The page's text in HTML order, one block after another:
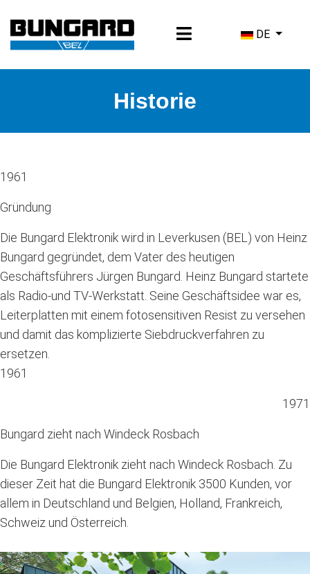
Sprache
DE
Historie
1961
Gründung
Die Bungard Elektronik wird in Leverkusen (BEL) von Heinz
Bungard gegründet, dem Vater des heutigen
Geschäftsführers Jürgen Bungard. Heinz Bungard startete
als Radio-und TV-Werkstatt. Seine Geschäftsidee war es,
Leiterplatten mit einem fotosensitiven Resist zu versehen
und damit das komplizierte Siebdruckverfahren zu
ersetzen.
1961
1971
Bungard zieht nach Windeck Rosbach
Die Bungard Elektronik zieht nach Windeck Rosbach. Zu
dieser Zeit hat die Bungard Elektronik 3500 Kunden, vor
allem in Deutschland und Belgien, Holland, Frankreich,
Schweiz und Österreich.